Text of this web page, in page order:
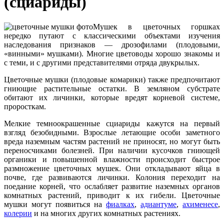
Мушек в цветочных горшках
нередко путают с классическими объектами изучения
наследования признаков — дрозофилами (плодовыми,
«винными» мушками). Многие цветоводы хорошо знакомы и
с теми, и с другими представителями отряда двукрылых.
Цветочные мушки (плодовые комарики) также предпочитают
гниющие растительные остатки. В земляном субстрате
обитают их личинки, которые вредят корневой системе,
проросткам.
Мелкие темноокрашенные сциариды кажутся на первый
взгляд безобидными. Взрослые летающие особи заметного
вреда наземным частям растений не приносят, но могут быть
переносчиками болезней. При наличии кусочков гниющей
органики и повышенной влажности происходит быстрое
размножение цветочных мушек. Они откладывают яйца в
почве, где развиваются личинки. Колония переходит на
поедание корней, что ослабляет развитие наземных органов
комнатных растений, приводит к их гибели. Цветочные
мушки могут появиться на фиалках, адиантуме, ахименесе,
колерии и на многих других комнатных растениях.